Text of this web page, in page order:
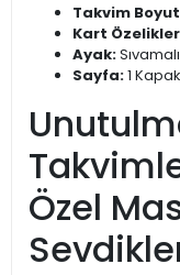
Takvim
Kart
Ayak:
Sayfa:1
Özel